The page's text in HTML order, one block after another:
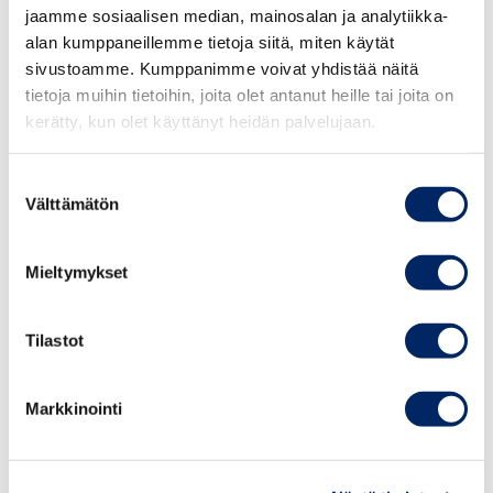
jaamme sosiaalisen median, mainosalan ja analytiikka-
alan kumppaneillemme tietoja siitä, miten käytät
sivustoamme. Kumppanimme voivat yhdistää näitä
tietoja muihin tietoihin, joita olet antanut heille tai joita on
kerätty, kun olet käyttänyt heidän palvelujaan.
valinta
Välttämätön
Mieltymykset
Tilastot
Markkinointi
tai puuttuva eristys, väärin säädetty tai säätämätön
lämmitysjärjestelmä tai väärin mitoitettu
lämpöpumppulaitteisto tai lämpökaivo”, Harju sanoo.
Sopivan tavarantarkastajan löydät
HTT-tavarantarkastajat ovat puolueettomia ja
suorittavat palveluiden ja tavaroiden teknisiä
tarkastuksia teetetään esimerkiksi kun tarvitaan
puolueetonta arviota siitä, onko auton maalaus